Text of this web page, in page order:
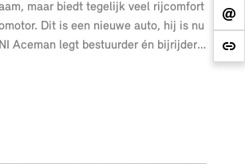
maar biedt tegelijk veel rijcomfort
Dit is een nieuwe auto, hij is nu
Aceman legt bestuurder én bijrijder
hemelbekleding, donker